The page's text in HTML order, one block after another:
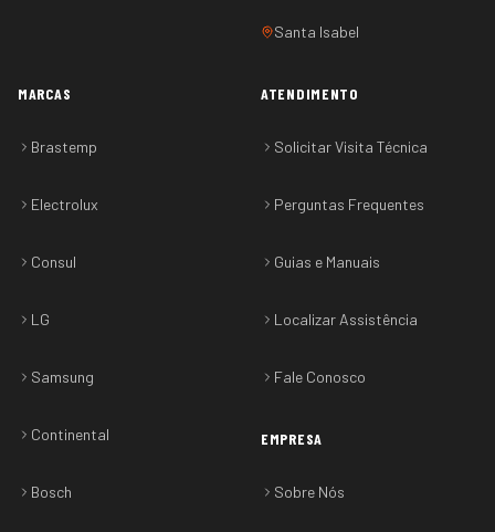
Santa Isabel
MARCAS
Brastemp
Electrolux
Consul
LG
Samsung
Continental
Bosch
ATENDIMENTO
Solicitar Visita Técnica
Perguntas Frequentes
Guias e Manuais
Localizar Assistência
Fale Conosco
EMPRESA
Sobre Nós